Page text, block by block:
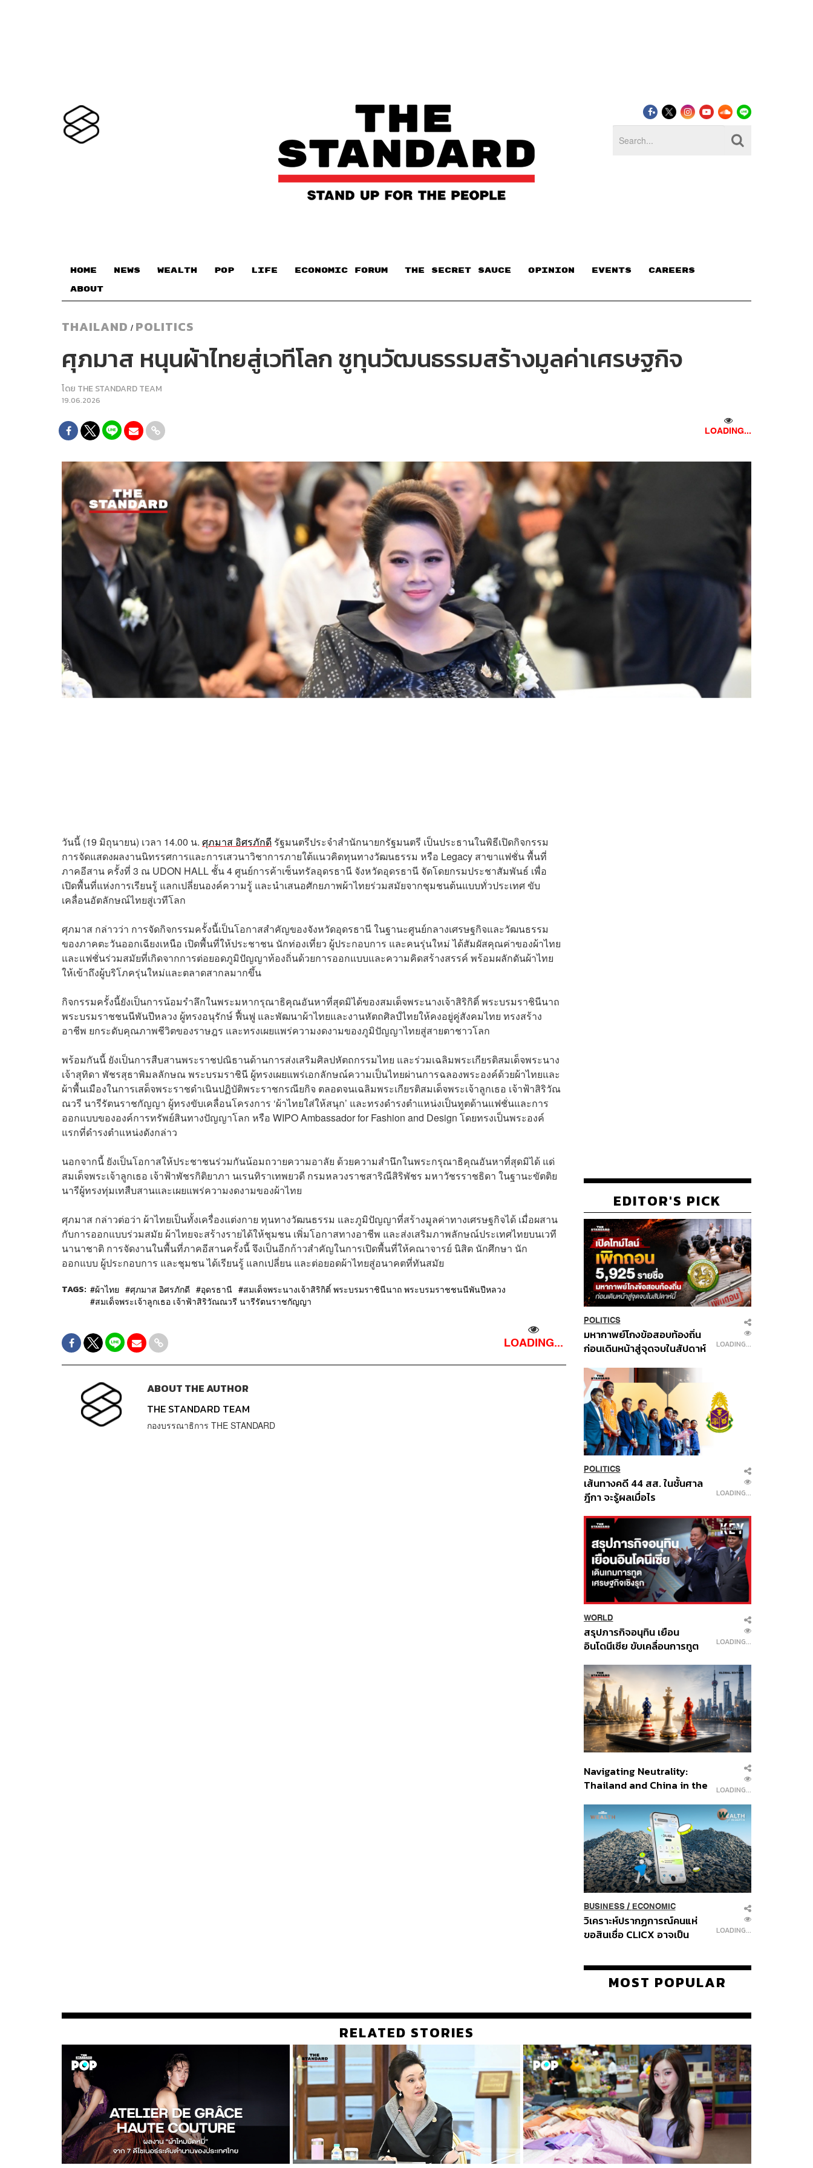
HOME NEWS WEALTH POP LIFE ECONOMIC FORUM THE SECRET SAUCE​ OPINION EVENTS CAREERS
ABOUT
THAILAND / POLITICS
ศุภมาส หนุนผ้าไทยสู่เวทีโลก ชูทุนวัฒนธรรมสร้างมูลค่าเศรษฐกิจ
โดย THE STANDARD TEAM
19.06.2026
LOADING...
วันนี้ (19 มิถุนายน) เวลา 14.00 น. ศุภมาส อิศรภักดี รัฐมนตรีประจำสำนักนายกรัฐมนตรี เป็นประธานในพิธีเปิดกิจกรรม
การจัดแสดงผลงานนิทรรศการและการเสวนาวิชาการภายใต้แนวคิดทุนทางวัฒนธรรม หรือ Legacy สาขาแฟชั่น พื้นที่
ภาคอีสาน ครั้งที่ 3 ณ UDON HALL ชั้น 4 ศูนย์การค้าเซ็นทรัลอุดรธานี จังหวัดอุดรธานี จัดโดยกรมประชาสัมพันธ์ เพื่อ
เปิดพื้นที่แห่งการเรียนรู้ แลกเปลี่ยนองค์ความรู้ และนำเสนอศักยภาพผ้าไทยร่วมสมัยจากชุมชนต้นแบบทั่วประเทศ ขับ
เคลื่อนอัตลักษณ์ไทยสู่เวทีโลก
ศุภมาส กล่าวว่า การจัดกิจกรรมครั้งนี้เป็นโอกาสสำคัญของจังหวัดอุดรธานี ในฐานะศูนย์กลางเศรษฐกิจและวัฒนธรรม
ของภาคตะวันออกเฉียงเหนือ เปิดพื้นที่ให้ประชาชน นักท่องเที่ยว ผู้ประกอบการ และคนรุ่นใหม่ ได้สัมผัสคุณค่าของผ้าไทย
และแฟชั่นร่วมสมัยที่เกิดจากการต่อยอดภูมิปัญญาท้องถิ่นด้วยการออกแบบและความคิดสร้างสรรค์ พร้อมผลักดันผ้าไทย
ให้เข้าถึงผู้บริโภครุ่นใหม่และตลาดสากลมากขึ้น
กิจกรรมครั้งนี้ยังเป็นการน้อมรำลึกในพระมหากรุณาธิคุณอันหาที่สุดมิได้ของสมเด็จพระนางเจ้าสิริกิติ์ พระบรมราชินีนาถ
พระบรมราชชนนีพันปีหลวง ผู้ทรงอนุรักษ์ ฟื้นฟู และพัฒนาผ้าไทยและงานหัตถศิลป์ไทยให้คงอยู่คู่สังคมไทย ทรงสร้าง
อาชีพ ยกระดับคุณภาพชีวิตของราษฎร และทรงเผยแพร่ความงดงามของภูมิปัญญาไทยสู่สายตาชาวโลก
พร้อมกันนี้ ยังเป็นการสืบสานพระราชปณิธานด้านการส่งเสริมศิลปหัตถกรรมไทย และร่วมเฉลิมพระเกียรติสมเด็จพระนาง
เจ้าสุทิดา พัชรสุธาพิมลลักษณ พระบรมราชินี ผู้ทรงเผยแพร่เอกลักษณ์ความเป็นไทยผ่านการฉลองพระองค์ด้วยผ้าไทยและ
ผ้าพื้นเมืองในการเสด็จพระราชดำเนินปฏิบัติพระราชกรณียกิจ ตลอดจนเฉลิมพระเกียรติสมเด็จพระเจ้าลูกเธอ เจ้าฟ้าสิริวัณ
ณวรี นารีรัตนราชกัญญา ผู้ทรงขับเคลื่อนโครงการ ‘ผ้าไทยใส่ให้สนุก’ และทรงดำรงตำแหน่งเป็นทูตด้านแฟชั่นและการ
ออกแบบขององค์การทรัพย์สินทางปัญญาโลก หรือ WIPO Ambassador for Fashion and Design โดยทรงเป็นพระองค์
แรกที่ดำรงตำแหน่งดังกล่าว
นอกจากนี้ ยังเป็นโอกาสให้ประชาชนร่วมกันน้อมถวายความอาลัย ด้วยความสำนึกในพระกรุณาธิคุณอันหาที่สุดมิได้ แด่
สมเด็จพระเจ้าลูกเธอ เจ้าฟ้าพัชรกิติยาภา นเรนทิราเทพยวดี กรมหลวงราชสาริณีสิริพัชร มหาวัชรราชธิดา ในฐานะขัตติย
นารีผู้ทรงทุ่มเทสืบสานและเผยแพร่ความงดงามของผ้าไทย
ศุภมาส กล่าวต่อว่า ผ้าไทยเป็นทั้งเครื่องแต่งกาย ทุนทางวัฒนธรรม และภูมิปัญญาที่สร้างมูลค่าทางเศรษฐกิจได้ เมื่อผสาน
กับการออกแบบร่วมสมัย ผ้าไทยจะสร้างรายได้ให้ชุมชน เพิ่มโอกาสทางอาชีพ และส่งเสริมภาพลักษณ์ประเทศไทยบนเวที
นานาชาติ การจัดงานในพื้นที่ภาคอีสานครั้งนี้ จึงเป็นอีกก้าวสำคัญในการเปิดพื้นที่ให้คณาจารย์ นิสิต นักศึกษา นัก
ออกแบบ ผู้ประกอบการ และชุมชน ได้เรียนรู้ แลกเปลี่ยน และต่อยอดผ้าไทยสู่อนาคตที่ทันสมัย
TAGS: ผ้าไทย ศุภมาส อิศรภักดี อุดรธานี
สมเด็จพระนางเจ้าสิริกิติ์ พระบรมราชินีนาถ พระบรมราชชนนีพันปีหลวง
สมเด็จพระเจ้าลูกเธอ เจ้าฟ้าสิริวัณณวรี นารีรัตนราชกัญญา
LOADING...
ABOUT THE AUTHOR
THE STANDARD TEAM
กองบรรณาธิการ THE STANDARD
EDITOR'S PICK
POLITICS
มหากาพย์โกงข้อสอบท้องถิ่น
ก่อนเดินหน้าสู่จุดจบในสัปดาห์
LOADING...
POLITICS
เส้นทางคดี 44 สส. ในชั้นศาล
ฎีกา จะรู้ผลเมื่อไร
LOADING...
WORLD
สรุปภารกิจอนุทิน เยือน
อินโดนีเซีย ขับเคลื่อนการทูต
ส่วนยุทธศาสตร์ไทย –
อินโดนีเซีย
LOADING...
Navigating Neutrality:
Thailand and China in the
Order
LOADING...
BUSINESS/ ECONOMIC
วิเคราะห์ปรากฏการณ์คนแห่
ขอสินเชื่อ CLICX อาจเป็น
ปัญหาหนี้ครัวเรือนไทยที่ถูกซุก
LOADING...
MOST POPULAR
RELATED STORIES